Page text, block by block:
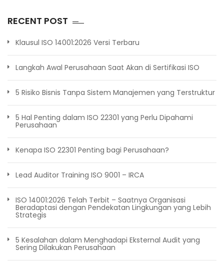
RECENT POST
Klausul ISO 14001:2026 Versi Terbaru
Langkah Awal Perusahaan Saat Akan di Sertifikasi ISO
5 Risiko Bisnis Tanpa Sistem Manajemen yang Terstruktur
5 Hal Penting dalam ISO 22301 yang Perlu Dipahami
Perusahaan
Kenapa ISO 22301 Penting bagi Perusahaan?
Lead Auditor Training ISO 9001 – IRCA
ISO 14001:2026 Telah Terbit – Saatnya Organisasi
Beradaptasi dengan Pendekatan Lingkungan yang Lebih
Strategis
5 Kesalahan dalam Menghadapi Eksternal Audit yang
Sering Dilakukan Perusahaan